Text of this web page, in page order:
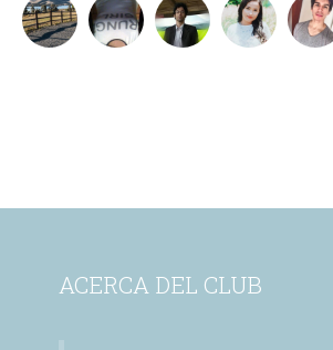
ACERCA DEL CLUB